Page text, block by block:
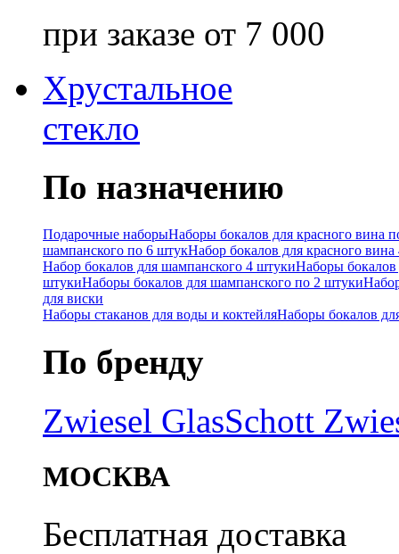
при заказе от 7 000
Хрустальное
стекло
По назначению
Подарочные наборыНаборы бокалов для красного вина
шампанского по 6 штукНабор бокалов для красного
Набор бокалов для шампанского 4 штукиНаборы бокалов
штукиНаборы бокалов для шампанского по 2 штуки
для виски
Наборы стаканов для воды и коктейляНаборы бокалов
По бренду
Zwiesel GlasSchott
МОСКВА
Бесплатная доставка